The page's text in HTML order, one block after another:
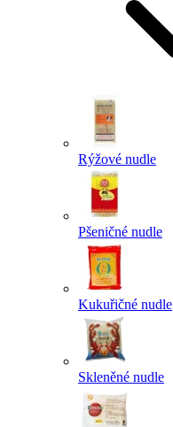
Rýžové nudle
Pšeničné nudle
Kukuřičné nudle
Skleněné nudle